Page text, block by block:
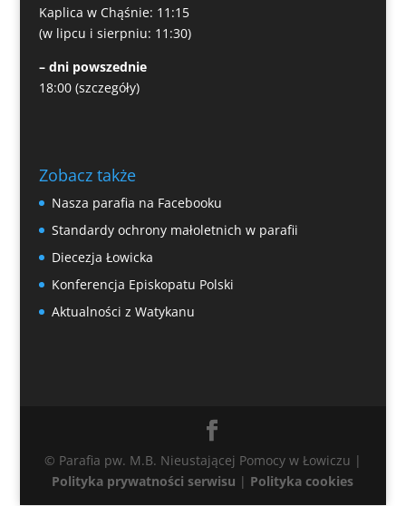
Kaplica w Chąśnie: 11:15
(w lipcu i sierpniu: 11:30)
– dni powszednie
18:00 (szczegóły)
Zobacz także
Nasza parafia na Facebooku
Standardy ochrony małoletnich w parafii
Diecezja Łowicka
Konferencja Episkopatu Polski
Aktualności z Watykanu
© Parafia pw. M.B. Nieustającej Pomocy w Łowiczu |
Polityka prywatności serwisu | Polityka cookies